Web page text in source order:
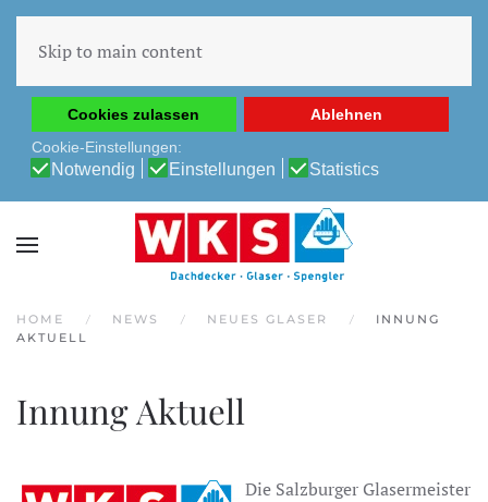
Erfahrung auf unserer Website zu ermöglichen.
Cookie-Richtlinie
Datenschutz-Bestimmungen
Cookies zulassen
Ablehnen
Cookie-Einstellungen:
Notwendig Einstellungen Statistics
Skip to main content
HOME NEWS NEUES GLASER
INNUNG
AKTUELL
Innung Aktuell
Die Salzburger Glasermeister